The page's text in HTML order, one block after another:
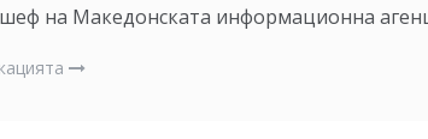
на Македонската информационна